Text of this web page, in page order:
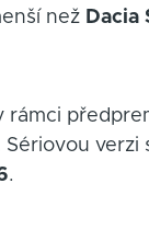
než Dacia
rámci
.